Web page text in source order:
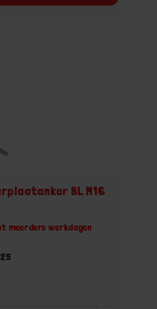
BL M16
meerdere werkdagen